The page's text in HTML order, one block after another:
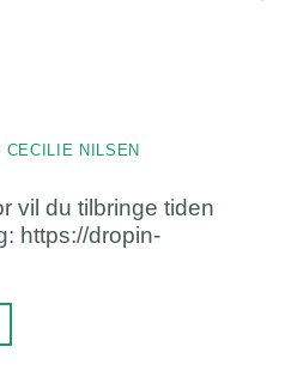
CECILIE NILSEN
vil du tilbringe tiden
https://dropin-